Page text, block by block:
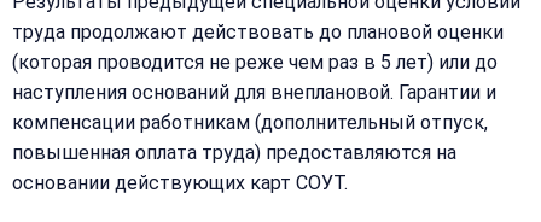
труда продолжают действовать до плановой оценки
(которая проводится не реже чем раз в 5 лет) или до
наступления оснований для внеплановой. Гарантии и
компенсации работникам (дополнительный отпуск,
повышенная оплата труда) предоставляются на
основании действующих карт СОУТ.